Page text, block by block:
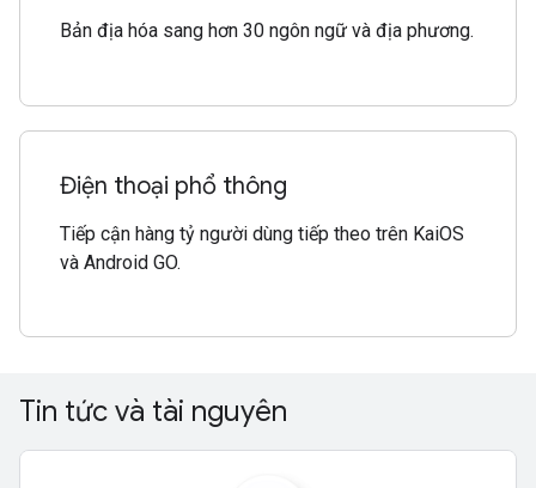
Bản địa hóa sang hơn 30 ngôn ngữ và địa phương.
Điện thoại phổ thông
Tiếp cận hàng tỷ người dùng tiếp theo trên KaiOS
và Android GO.
Tin tức và tài nguyên